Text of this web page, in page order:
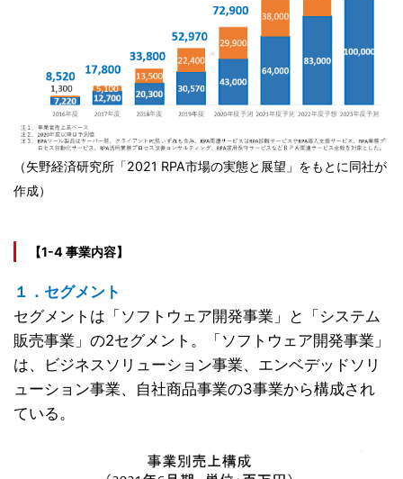
（矢野経済研究所「2021 RPA市場の実態と展望」をもとに同社が
作成）
【1-4 事業内容】
１．セグメント
セグメントは「ソフトウェア開発事業」と「システム
販売事業」の2セグメント。「ソフトウェア開発事業」
は、ビジネスソリューション事業、エンベデッドソリ
ューション事業、自社商品事業の3事業から構成され
ている。